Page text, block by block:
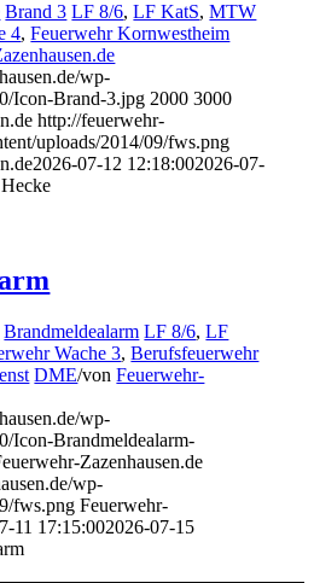
Brand 3 LF 8/6,LF KatS,MTW
4,Feuerwehr Kornwestheim
wp-
Icon-Brand-3.jpg 2000 3000
http://feuerwehr-
uploads/2014/09/fws.png
2026-07-12 12:18:002026-07-
Brandmeldealarm LF 8/6,LF
Wache 3,Berufsfeuerwehr
DME/vonFeuerwehr-
wp-
Icon-Brandmeldealarm-
Zazenhausen.de
wp-
fws.png Feuerwehr-
11 17:15:002026-07-15